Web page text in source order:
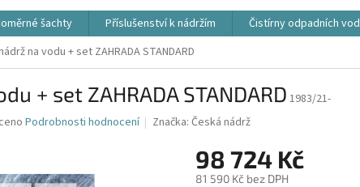
šachty Příslušenství k nádržím Čistírny odpadních vod
na vodu + set ZAHRADA STANDARD
+ set ZAHRADA STANDARD 1983/21-
Podrobnosti hodnocení Značka:Česká nádrž
98 724 Kč
81 590 Kč bez DPH